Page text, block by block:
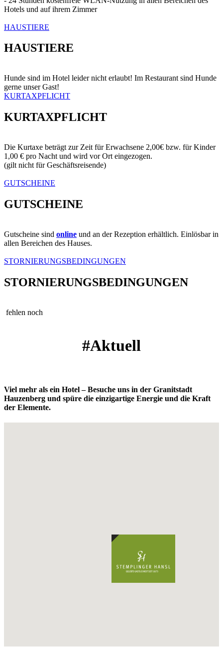
Hotels und auf ihrem Zimmer
HAUSTIERE
HAUSTIERE
Hunde sind im Hotel leider nicht erlaubt! Im Restaurant sind Hunde
gerne unser Gast!
KURTAXPFLICHT
KURTAXPFLICHT
Die Kurtaxe beträgt zur Zeit für Erwachsene 2,00€ bzw. für Kinder
1,00 € pro Nacht und wird vor Ort eingezogen.
(gilt nicht für Geschäftsreisende)
GUTSCHEINE
GUTSCHEINE
Gutscheine sind online und an der Rezeption erhältlich. Einlösbar in
allen Bereichen des Hauses.
STORNIERUNGSBEDINGUNGEN
STORNIERUNGSBEDINGUNGEN
fehlen noch
#Aktuell
Viel mehr als ein Hotel – Besuche uns in der Granitstadt
Hauzenberg und spüre die einzigartige Energie und die Kraft
der Elemente.